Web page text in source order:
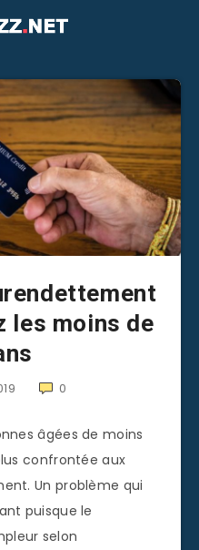
les moins de
0
âgées de moins
confrontée aux
Un problème qui
puisque le
selon